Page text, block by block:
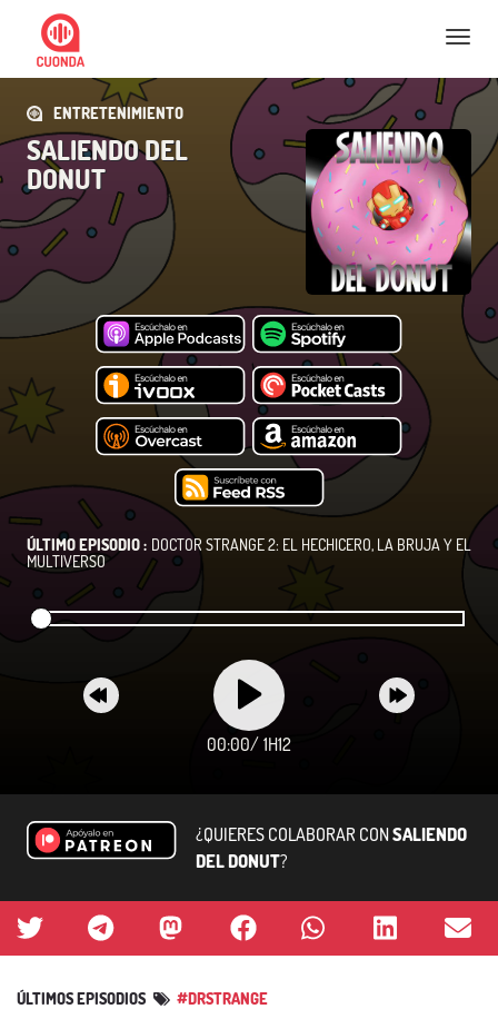
Nav
ENTRETENIMIENTO
SALIENDO DEL
DONUT
ÚLTIMO EPISODIO : DOCTOR STRANGE 2: EL HECHICERO, LA BRUJA Y EL
MULTIVERSO
00:00/ 1H12
¿QUIERES COLABORAR CONSALIENDO
DEL DONUT?
ÚLTIMOS EPISODIOS #DRSTRANGE